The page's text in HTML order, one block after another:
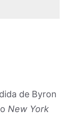
de Byron
New York